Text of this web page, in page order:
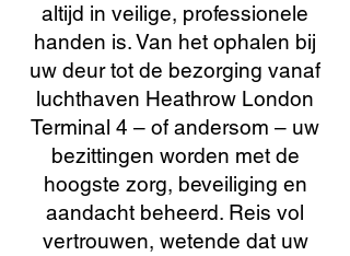
altijd in veilige, professionele
handen is. Van het ophalen bij
uw deur tot de bezorging vanaf
luchthaven Heathrow London
Terminal 4 – of andersom – uw
bezittingen worden met de
hoogste zorg, beveiliging en
aandacht beheerd. Reis vol
vertrouwen, wetende dat uw